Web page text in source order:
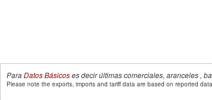
ParaDatos Básicoses decir últimas comerciales, aranceles ,
Please note the exports, imports and tariff data are based on reported